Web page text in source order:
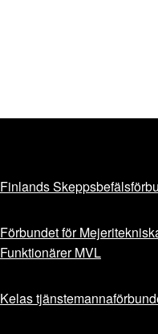
Finlands
Förbundet för
Funktionärer MVL
Kelas